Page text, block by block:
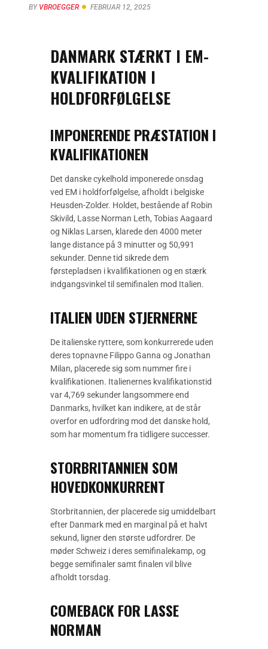
BY VBROEGGER FEBRUAR 12, 2025
DANMARK STÆRKT I EM-
KVALIFIKATION I
HOLDFORFØLGELSE
IMPONERENDE PRÆSTATION I
KVALIFIKATIONEN
Det danske cykelhold imponerede onsdag
ved EM i holdforfølgelse, afholdt i belgiske
Heusden-Zolder. Holdet, bestående af Robin
Skivild, Lasse Norman Leth, Tobias Aagaard
og Niklas Larsen, klarede den 4000 meter
lange distance på 3 minutter og 50,991
sekunder. Denne tid sikrede dem
førstepladsen i kvalifikationen og en stærk
indgangsvinkel til semifinalen mod Italien.
ITALIEN UDEN STJERNERNE
De italienske ryttere, som konkurrerede uden
deres topnavne Filippo Ganna og Jonathan
Milan, placerede sig som nummer fire i
kvalifikationen. Italienernes kvalifikationstid
var 4,769 sekunder langsommere end
Danmarks, hvilket kan indikere, at de står
overfor en udfordring mod det danske hold,
som har momentum fra tidligere successer.
STORBRITANNIEN SOM
HOVEDKONKURRENT
Storbritannien, der placerede sig umiddelbart
efter Danmark med en marginal på et halvt
sekund, ligner den største udfordrer. De
møder Schweiz i deres semifinalekamp, og
begge semifinaler samt finalen vil blive
afholdt torsdag.
COMEBACK FOR LASSE
NORMAN